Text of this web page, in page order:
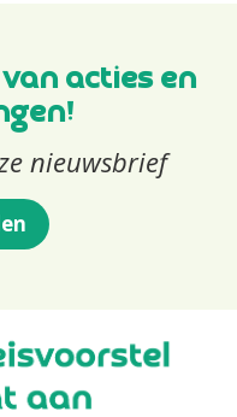
acties en
nieuwsbrief